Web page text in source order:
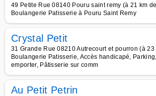
49 Petite Rue 08140 Pouru saint remy (à 21 km
Boulangerie Patisserie à Pouru Saint Remy
Crystal Petit
31 Grande Rue 08210 Autrecourt et pourron (à
Boulangerie Patisserie, Accès handicapé,
emporter, Pâtisserie sur comm
Au Petit Petrin